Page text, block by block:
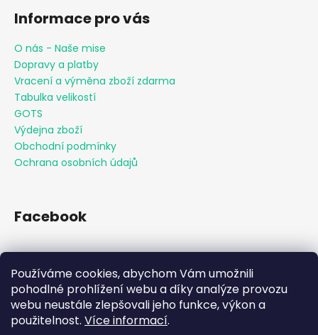
Používáme cookies, abychom Vám umožnili
pohodlné prohlížení webu a díky analýze provozu
webu neustále zlepšovali jeho funkce, výkon a
použitelnost. Více informací.
Informace pro vás
O nás - Naše mise
Dopravy a platby
Vracení a výměna zboží zdarma
Tabulka velikostí
GOTS
Výdejna zboží
Obchodní podmínky
Ochrana osobních údajů
Facebook
Přijímáme online platby